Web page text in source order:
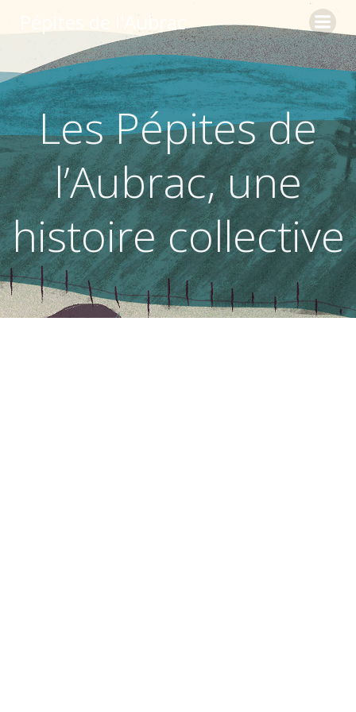
au
contenu
Pépites de l'Aubrac
Les Pépites de
l’Aubrac, une
histoire collective